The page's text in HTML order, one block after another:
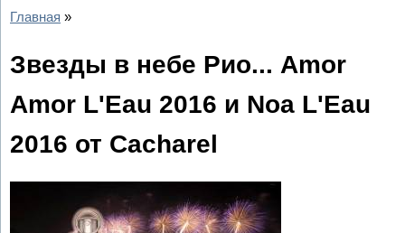
Главная »
Звезды в небе Рио... Amor
Amor L'Eau 2016 и Noa L'Eau
2016 от Cacharel